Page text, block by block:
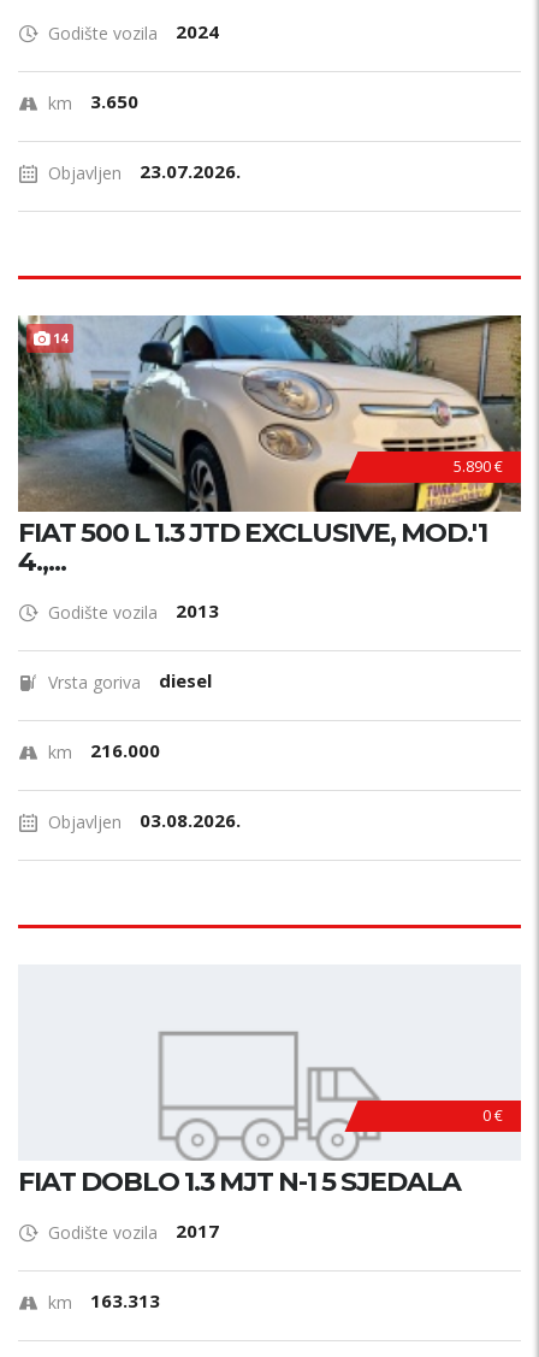
Godište vozila 2024
km 3.650
Objavljen 23.07.2026.
14
5.890 €
FIAT 500 L 1.3 JTD EXCLUSIVE, MOD.'1
4.,...
Godište vozila 2013
Vrsta goriva diesel
km 216.000
Objavljen 03.08.2026.
0 €
FIAT DOBLO 1.3 MJT N-1 5 SJEDALA
Godište vozila 2017
km 163.313